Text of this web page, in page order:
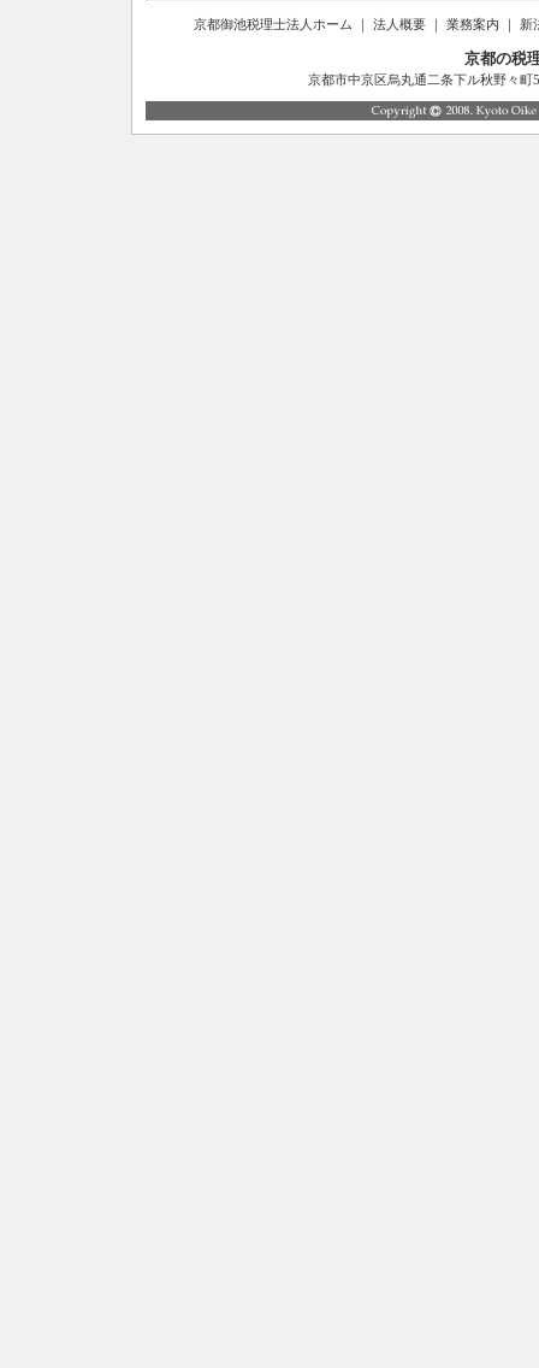
京都御池税理士法人ホーム ｜ 法人概要 ｜ 業務案内 ｜ 新
京都の税
京都市中京区烏丸通二条下ル秋野々